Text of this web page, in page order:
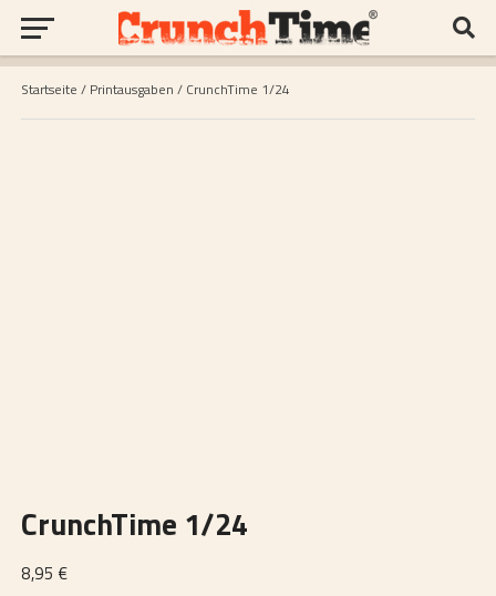
Startseite / Printausgaben / CrunchTime 1/24
CrunchTime 1/24
8,95 €